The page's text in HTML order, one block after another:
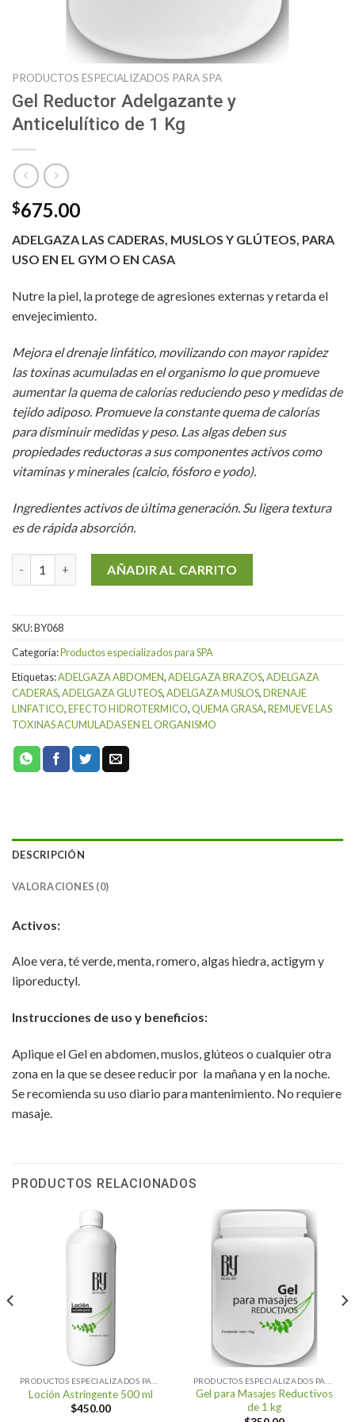
PRODUCTOS ESPECIALIZADOS PARA SPA
Gel Reductor Adelgazante y
Anticelulítico de 1 Kg
$675.00
ADELGAZA LAS CADERAS, MUSLOS Y GLÚTEOS, PARA
USO EN EL GYM O EN CASA
Nutre la piel, la protege de agresiones externas y retarda el
envejecimiento.
Mejora el drenaje linfático, movilizando con mayor rapidez
las toxinas acumuladas en el organismo lo que promueve
aumentar la quema de calorías reduciendo peso y medidas de
tejido adiposo. Promueve la constante quema de calorías
para disminuir medidas y peso. Las algas deben sus
propiedades reductoras a sus componentes activos como
vitaminas y minerales (calcio, fósforo e yodo).
Ingredientes activos de última generación. Su ligera textura
es de rápida absorción.
Gel Reductor Adelgazante y Anticelulítico de 1 Kg cantidad
AÑADIR AL CARRITO
SKU:BY068
Categoría:Productos especializados para SPA
Etiquetas:ADELGAZA ABDOMEN,ADELGAZA BRAZOS,ADELGAZA
CADERAS,ADELGAZA GLUTEOS,ADELGAZA MUSLOS,DRENAJE
LINFATICO,EFECTO HIDROTERMICO,QUEMA GRASA,REMUEVE LAS
TOXINAS ACUMULADAS EN EL ORGANISMO
DESCRIPCIÓN
VALORACIONES (0)
Activos:
Aloe vera, té verde, menta, romero, algas hiedra, actigym y
liporeductyl.
Instrucciones de uso y beneficios:
Aplique el Gel en abdomen, muslos, glúteos o cualquier otra
zona en la que se desee reducir por la mañana y en la noche.
Se recomienda su uso diario para mantenimiento. No requiere
masaje.
PRODUCTOS RELACIONADOS
Loción Astringente 500 ml
$450.00
Gel para Masajes Reductivos
de 1 kg